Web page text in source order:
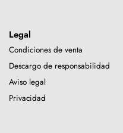
Legal
Condiciones de venta
Descargo de responsabilidad
Aviso legal
Privacidad